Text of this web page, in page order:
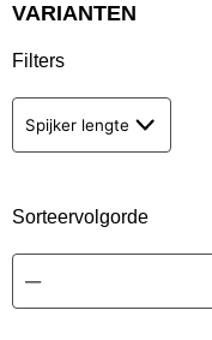
VARIANTEN
Filters
Spijker lengte
Sorteervolgorde